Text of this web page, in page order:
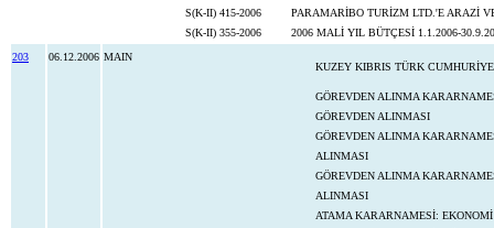
S(K-II) 415-2006
PARAMARİBO TURİZM LTD.'E ARAZİ
S(K-II) 355-2006
2006 MALİ YIL BÜTÇESİ 1.1.2006-
203
06.12.2006 MAIN
KUZEY KIBRIS TÜRK
GÖREVDEN ALINMA
GÖREVDEN ALINMASI
GÖREVDEN ALINMA
ALINMASI
GÖREVDEN ALINMA
ALINMASI
ATAMA KARARNAMESİ: